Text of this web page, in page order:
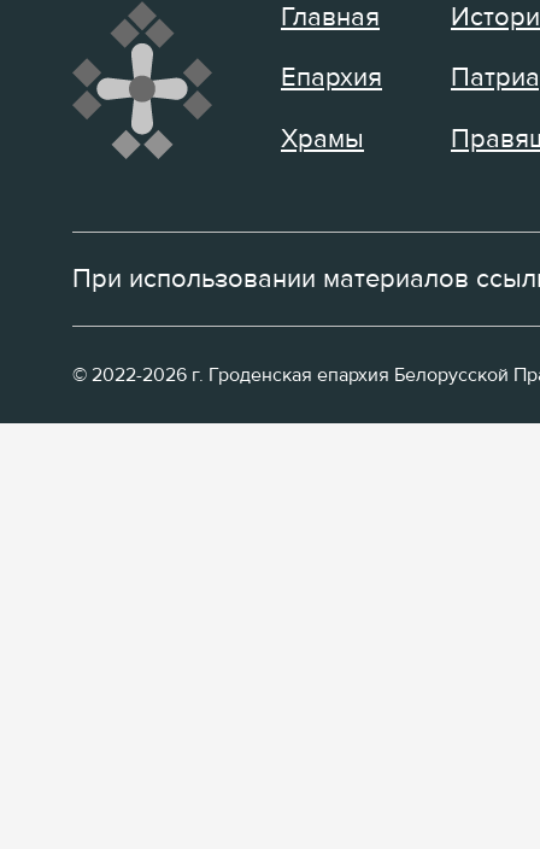
Главная
Епархия
Храмы
При использовании материалов
© 2022-2026 г. Гроденская епархия Белорусской